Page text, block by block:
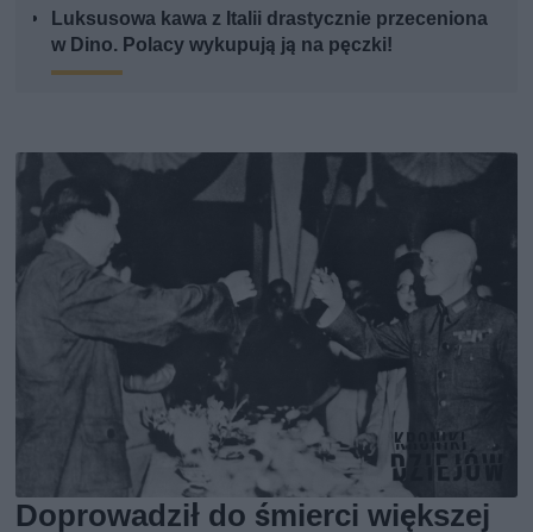
Luksusowa kawa z Italii drastycznie przeceniona
w Dino. Polacy wykupują ją na pęczki!
Doprowadził do śmierci większej